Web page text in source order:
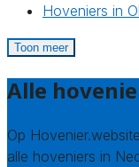
Hoveniers in
Toon meer
Alle
Op
alle hoveniers in